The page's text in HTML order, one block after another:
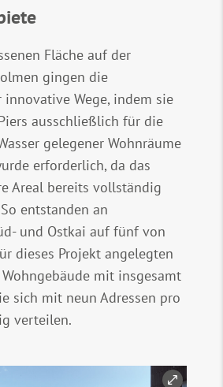
Fläche auf der
gingen die
Wege, indem sie
ausschließlich für die
gelegener Wohnräume
erforderlich, da das
Areal bereits vollständig
entstanden an
und Ostkai auf fünf von
dieses Projekt angelegten
mit insgesamt
sich mit neun Adressen pro
verteilen.